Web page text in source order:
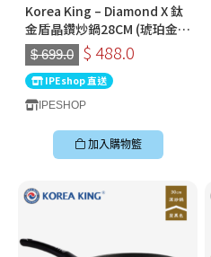
Korea King – Diamond X 鈦
金盾晶鑽炒鍋28CM (琥珀金) |
韓國製易潔鑊 (連蓋)
$ 699.0 $ 488.0
IPEshop 直送
IPESHOP
加入購物籃